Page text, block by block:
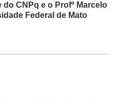
CNPq e o Profº Marcelo
Federal de Mato